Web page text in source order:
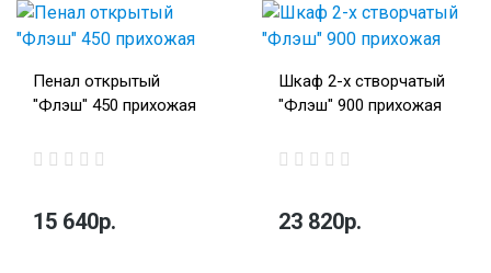
Пенал открытый
"Флэш" 450 прихожая
15 640р.
Шкаф 2-х створчатый
"Флэш" 900 прихожая
23 820р.